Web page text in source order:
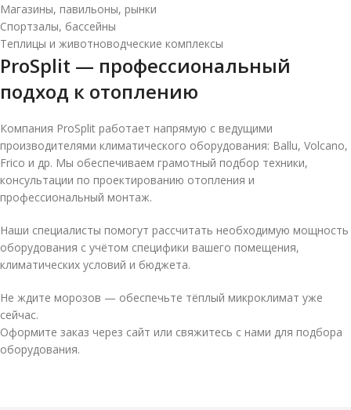
Магазины, павильоны, рынки
Спортзалы, бассейны
Теплицы и животноводческие комплексы
ProSplit — профессиональный
подход к отоплению
Компания ProSplit работает напрямую с ведущими
производителями климатического оборудования: Ballu, Volcano,
Frico и др. Мы обеспечиваем грамотный подбор техники,
консультации по проектированию отопления и
профессиональный монтаж.
Наши специалисты помогут рассчитать необходимую мощность
оборудования с учётом специфики вашего помещения,
климатических условий и бюджета.
Не ждите морозов — обеспечьте тёплый микроклимат уже
сейчас.
Оформите заказ через сайт или свяжитесь с нами для подбора
оборудования.